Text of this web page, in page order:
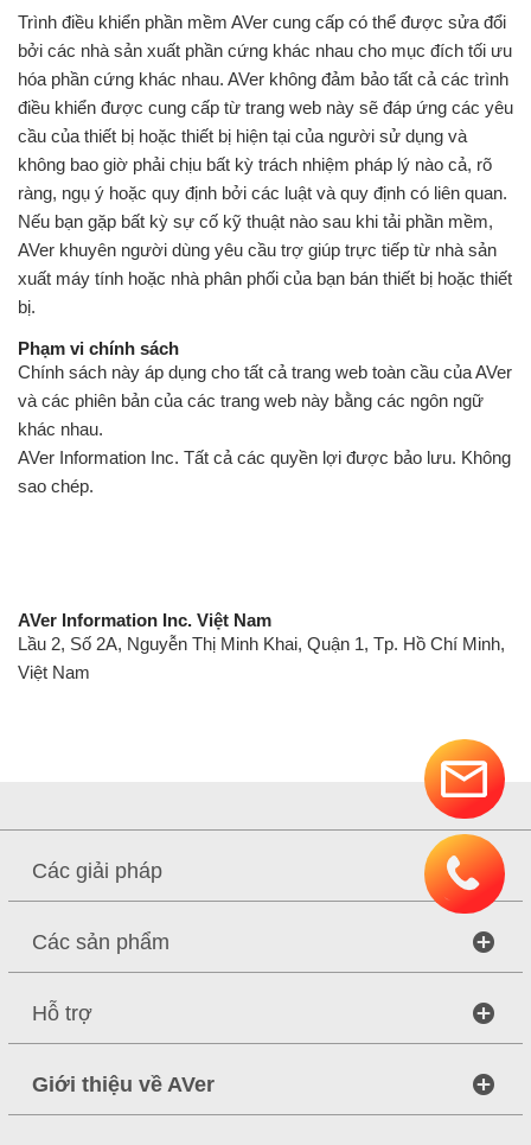
Trình điều khiển phần mềm AVer cung cấp có thể được sửa đổi
bởi các nhà sản xuất phần cứng khác nhau cho mục đích tối ưu
hóa phần cứng khác nhau. AVer không đảm bảo tất cả các trình
điều khiển được cung cấp từ trang web này sẽ đáp ứng các yêu
cầu của thiết bị hoặc thiết bị hiện tại của người sử dụng và
không bao giờ phải chịu bất kỳ trách nhiệm pháp lý nào cả, rõ
ràng, ngụ ý hoặc quy định bởi các luật và quy định có liên quan.
Nếu bạn gặp bất kỳ sự cố kỹ thuật nào sau khi tải phần mềm,
AVer khuyên người dùng yêu cầu trợ giúp trực tiếp từ nhà sản
xuất máy tính hoặc nhà phân phối của bạn bán thiết bị hoặc thiết
bị.
Phạm vi chính sách
Chính sách này áp dụng cho tất cả trang web toàn cầu của AVer
và các phiên bản của các trang web này bằng các ngôn ngữ
khác nhau.
AVer Information Inc. Tất cả các quyền lợi được bảo lưu. Không
sao chép.
AVer Information Inc. Việt Nam
Lầu 2, Số 2A, Nguyễn Thị Minh Khai, Quận 1, Tp. Hồ Chí Minh,
Việt Nam
Các giải pháp
Các sản phẩm
Hỗ trợ
Giới thiệu về AVer